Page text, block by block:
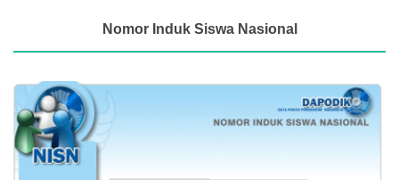
Nomor Induk Siswa Nasional